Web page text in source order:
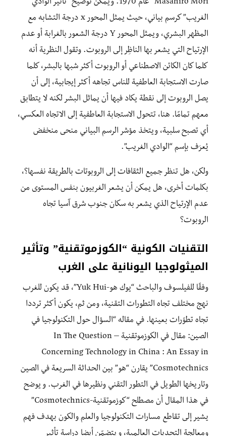
Masahiro Mori” عام 1970. ويمكن توضيح “تأثير الوادي
الغريب” كرسم بياني، حيث يمثل المحور x درجة التشابه مع
المظهر البشري، ويمثل المحور Y درجة الشعور بالغرابة أو عدم
الإرتياح التي يشعر بها الناظِر إلى الروبوت. وتقول النظرية أنه
كلما كان الكائن الاصطناعي أو الروبوت أكثر شبها بالبشر، كلما
صارت الاستجابة العاطفية للناس تجاهه أكثر إيجابية، إلى أن
يصل الروبوت إلى نقطة يكاد فيها أن يماثل البشر لكنه لا يتطابق
معهم تمامًا. هنا، تتحول الاستجابة العاطفية إلى الاتجاه العكسي،
أي تصبح سلبية، ويتخذ مؤشر الرسم البياني منحى منخفض
يُعرَف بإسم “الوادي الغريب”.
ولكن، هل تنظر جميع الثقافات إلى الروبوتات بالطريقة نفسها؟،
بكلمات أخرى، هل يمكن أن يشعر الغربيون بنفس المستوى من
عدم الإرتياح الذي يشعر به سكان جنوب شرق آسيا تجاه
الروبوت؟
التقنيات الكونية “الكوزموتقنية” وتأثير
الميثولوجيا اليونانية على الغرب
وفقًا للفيلسوف والباحث “يوك هو-Yuk Hui”، قد يكون للغرب
نهج مختلف تجاه التطورات التقنية، ومن ثم، يكون أكثر ترددا
تجاه تطوّرات بعينها. في مقاله “السؤال حول التكنولوجيا في
الصين: مقال في الكوزموتقنية – In The Question
Concerning Technology in China : An Essay in
Cosmotechnics” يقارن “هو” بين الحداثة السريعة في الصين
وتاريخها الطويل في التطور التقني ونظيرها في الغرب. و يوضح
في هذا المقال أن مصطلح “كوزموتقنية-Cosmotechnics”
يشير إلى تقاطع مسارات التكنولوجيا والعلم والكون بهدف فهم